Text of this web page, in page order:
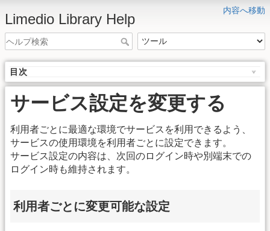
内容へ移動
Limedio Library Help
目次
サービス設定を変更する
利用者ごとに最適な環境でサービスを利用できるよう、
サービスの使用環境を利用者ごとに設定できます。
サービス設定の内容は、次回のログイン時や別端末での
ログイン時も維持されます。
利用者ごとに変更可能な設定